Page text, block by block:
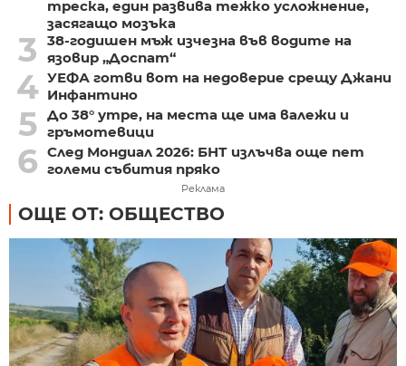
треска, един развива тежко усложнение,
засягащо мозъка
3
38-годишен мъж изчезна във водите на
язовир „Доспат“
4 УЕФА готви вот на недоверие срещу Джани
Инфантино
5 До 38° утре, на места ще има валежи и
гръмотевици
6 След Мондиал 2026: БНТ излъчва още пет
големи събития пряко
Реклама
ОЩЕ ОТ: ОБЩЕСТВО